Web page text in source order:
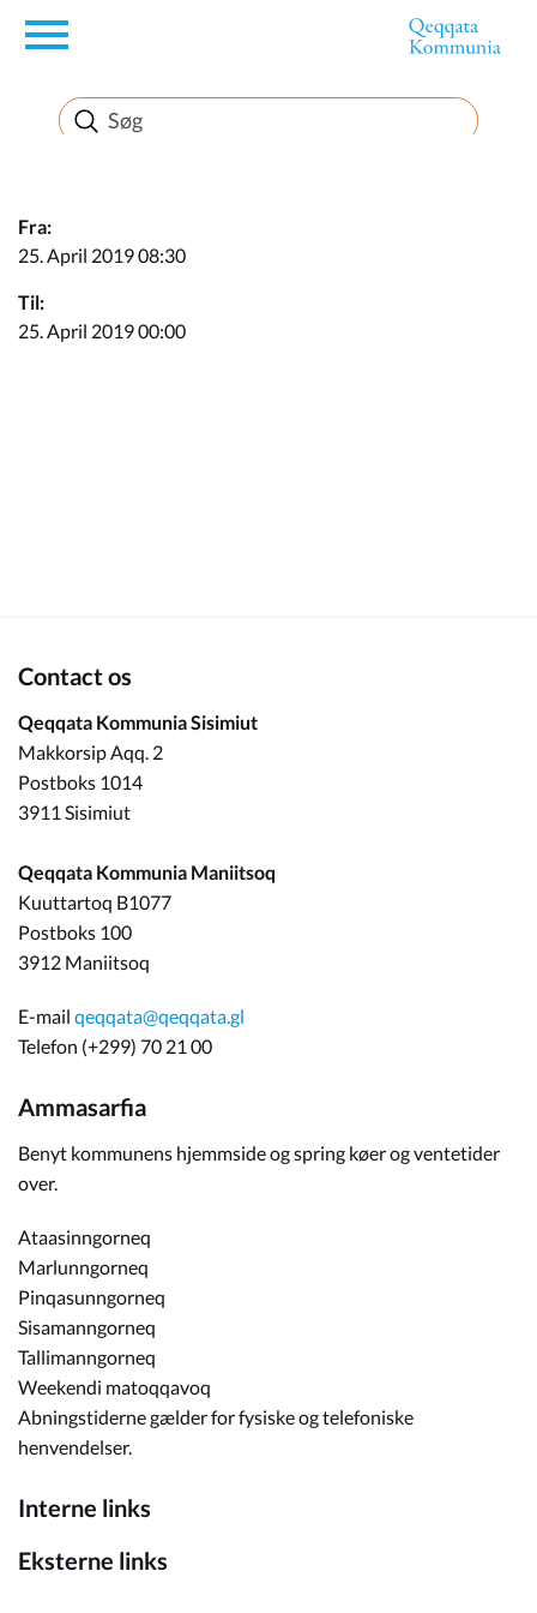
en
Borger
Fra:
25. April 2019 08:30
Til:
25. April 2019 00:00
Contact os
Qeqqata Kommunia Sisimiut
Makkorsip Aqq. 2
Postboks 1014
3911 Sisimiut
Qeqqata Kommunia Maniitsoq
Kuuttartoq B1077
Postboks 100
3912 Maniitsoq
E-mail qeqqata@qeqqata.gl
Telefon (+299) 70 21 00
Ammasarfia
Benyt kommunens hjemmside og spring køer og ventetider
over.
Ataasinngorneq
Marlunngorneq
Pinqasunngorneq
Sisamanngorneq
Tallimanngorneq
Weekendi matoqqavoq
Abningstiderne gælder for fysiske og telefoniske
henvendelser.
Interne links
Eksterne links